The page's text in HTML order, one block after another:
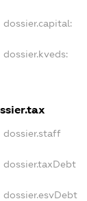
dossier.capital:
dossier.kveds:
dossier.staff
dossier.taxDebt
dossier.esvDebt